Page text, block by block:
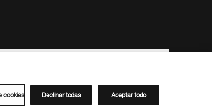
Directorio de Novartis
cookies Declinar todas Aceptar todo